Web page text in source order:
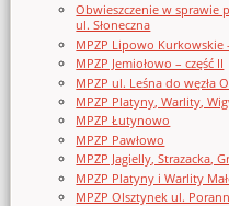
Obwieszczenie w sprawie
ul. Słoneczna
MPZP Lipowo Kurkowskie
MPZP Jemiołowo – część II
MPZP ul. Leśna do węzła
MPZP Platyny, Warlity,
MPZP Łutynowo
MPZP Pawłowo
MPZP Jagielly, Strazacka,
MPZP Platyny i Warlity
MPZP Olsztynek ul.